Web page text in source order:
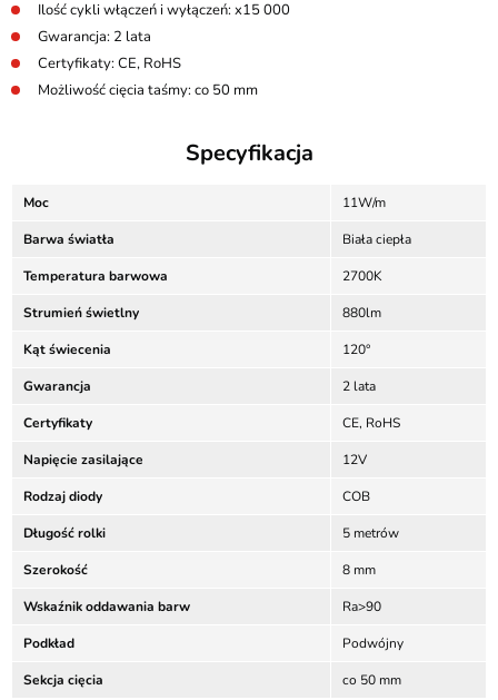
Ilość cykli włączeń i wyłączeń: x15 000
Gwarancja: 2 lata
Certyfikaty: CE, RoHS
Możliwość cięcia taśmy: co 50 mm
Specyfikacja
Moc 11W/m
Barwa światła Biała ciepła
Temperatura barwowa 2700K
Strumień świetlny 880lm
Kąt świecenia 120°
Gwarancja 2 lata
Certyfikaty CE, RoHS
Napięcie zasilające 12V
Rodzaj diody COB
Długość rolki 5 metrów
Szerokość 8 mm
Wskaźnik oddawania barw Ra>90
Podkład Podwójny
Sekcja cięcia co 50 mm